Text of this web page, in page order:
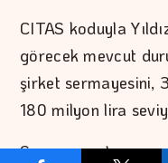
CITAS koduyla
görecek mevcut
şirket sermayesini,
180 milyon lira
Sermaye